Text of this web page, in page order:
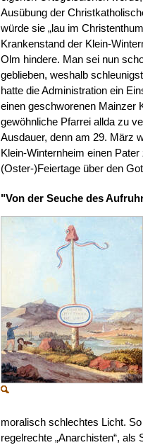
Ausübung der
würde sie „lau im
Krankenstand der Klein-
Olm hindere. Man sei nun
geblieben, weshalb
hatte die Administration ein
einen geschworenen Mainzer
gewöhnliche Pfarrei allda zu
Ausdauer, denn am 29. März
Klein-Winternheim einen
(Oster-)Feiertage über den
"Von der Seuche des
moralisch schlechtes Licht.
regelrechte „Anarchisten“,